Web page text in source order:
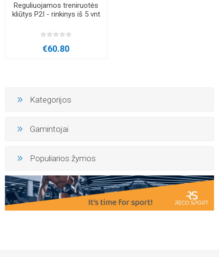
Reguliuojamos treniruotės
kliūtys P2I - rinkinys iš 5 vnt
€60.80
Kategorijos
Gamintojai
Populiarios žymos